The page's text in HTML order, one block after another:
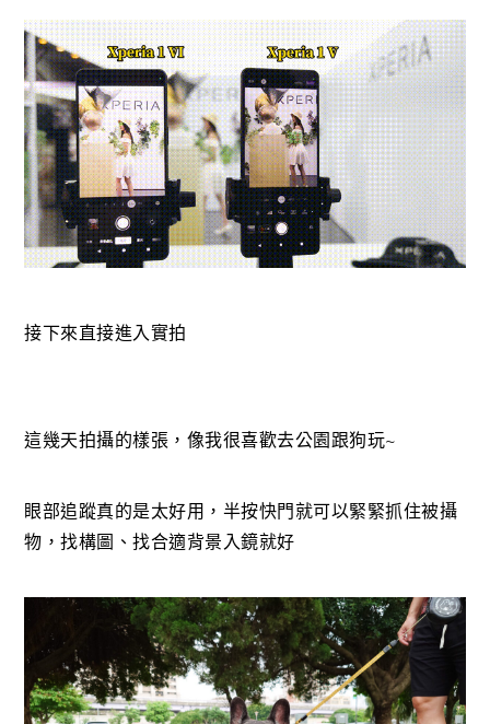
接下來直接進入實拍
這幾天拍攝的樣張，像我很喜歡去公園跟狗玩~
眼部追蹤真的是太好用，半按快門就可以緊緊抓住被攝
物，找構圖、找合適背景入鏡就好